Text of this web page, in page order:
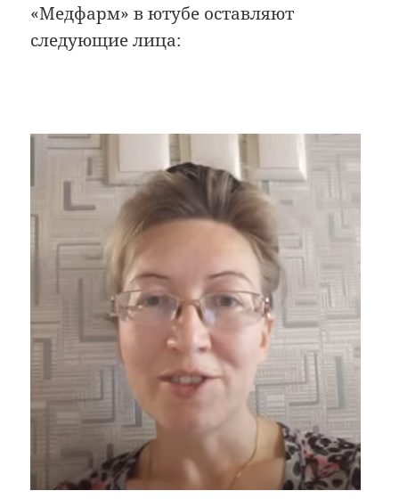
«Медфарм» в ютубе оставляют
следующие лица: